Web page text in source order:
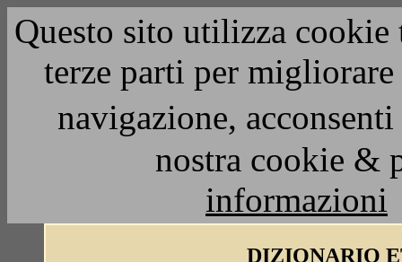
Questo sito utilizza
terze parti per
navigazione,
nostra cookie &
informazioni
DIZIONARIO